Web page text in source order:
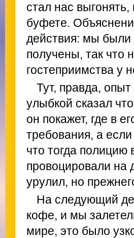
стал нас
буфете.
действия: мы были
получены, так что
гостеприимства у
Тут, правда,
улыбкой сказал
он покажет, где в
требования, а
что тогда полицию
провоцировали на
урулил, но
На следующий
кофе, и мы
мире, это было